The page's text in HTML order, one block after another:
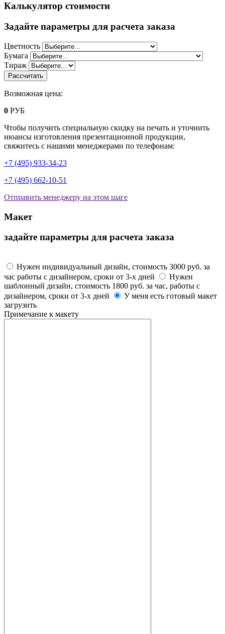
Калькулятор стоимости
Задайте параметры для расчета заказа
Цветность
Бумага
Тираж
Возможная цена:
0 РУБ
Чтобы получить специальную скидку на печать и уточнить
нюансы изготовления презентационной продукции,
свяжитесь с нашими менеджерами по телефонам:
+7 (495) 933-34-23
+7 (495) 662-10-51
Отправить менеджеру на этом шаге
Макет
задайте параметры для расчета заказа
Нужен индивидуальный дизайн, стоимость 3000 руб. за
час работы с дизайнером, сроки от 3-х дней
Нужен
шаблонный дизайн, стоимость 1800 руб. за час, работы с
дизайнером, сроки от 3-х дней
У меня есть готовый макет
загрузить
Примечание к макету